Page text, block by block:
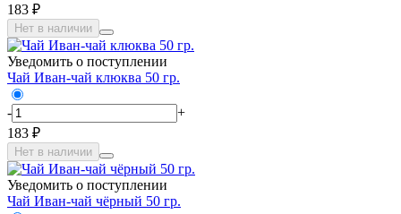
183 ₽
Нет в наличии
Уведомить о поступлении
Чай Иван-чай клюква 50 гр.
-
+
183 ₽
Нет в наличии
Уведомить о поступлении
Чай Иван-чай чёрный 50 гр.